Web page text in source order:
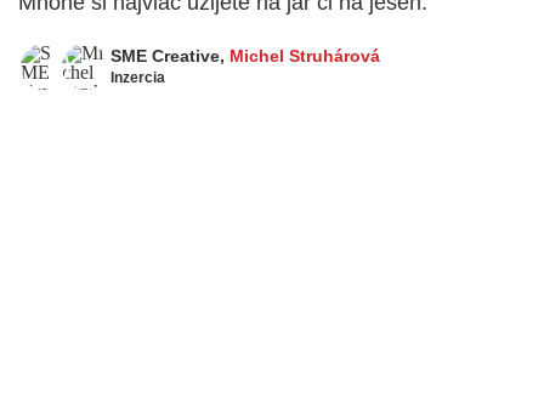
SME Creative, Michel Struhárová
Inzercia